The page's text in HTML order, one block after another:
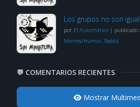
Los grupos no son
por El Automático| publicado
Memes/Humor, Reddit
💬 COMENTARIOS RECIENTES
Mostrar